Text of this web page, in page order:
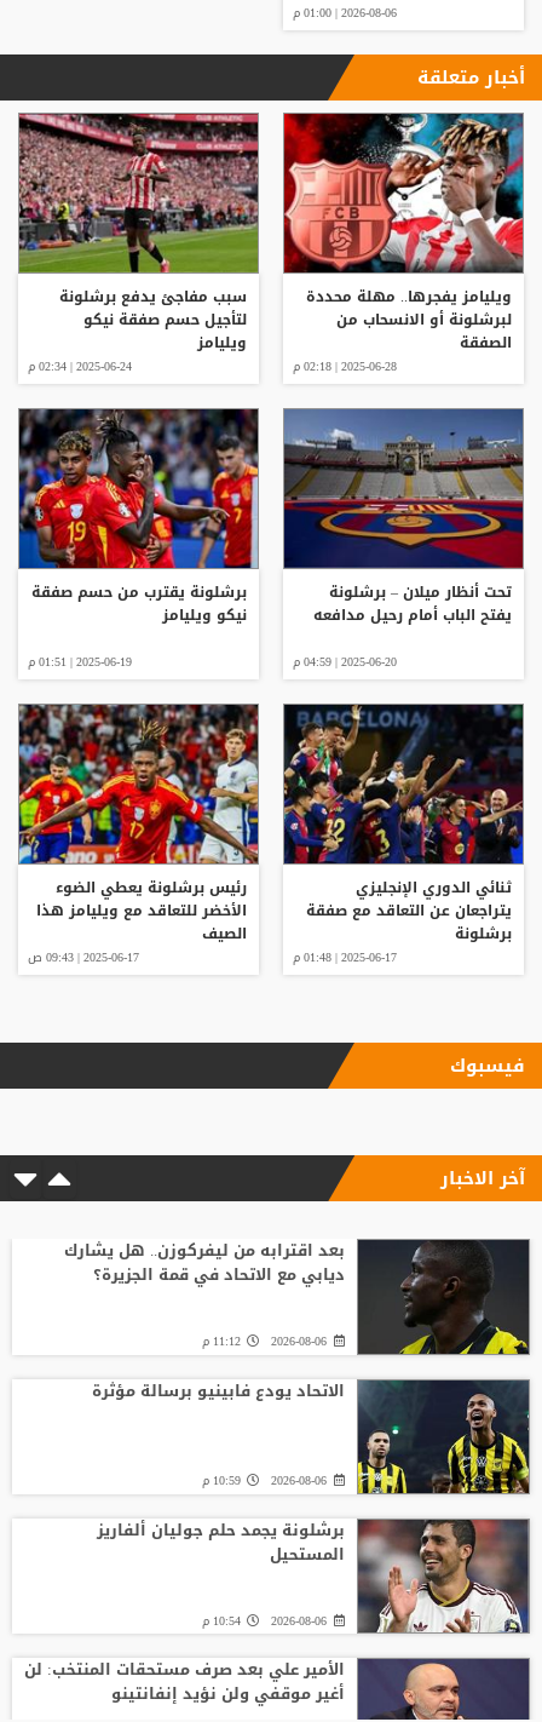
2026-08-06 | 01:00 م
أخبار متعلقة
ويليامز يفجرها.. مهلة محددة
لبرشلونة أو الانسحاب من
الصفقة
2025-06-28 | 02:18 م
سبب مفاجئ يدفع برشلونة
لتأجيل حسم صفقة نيكو
ويليامز
2025-06-24 | 02:34 م
تحت أنظار ميلان – برشلونة
يفتح الباب أمام رحيل مدافعه
2025-06-20 | 04:59 م
برشلونة يقترب من حسم صفقة
نيكو ويليامز
2025-06-19 | 01:51 م
ثنائي الدوري الإنجليزي
يتراجعان عن التعاقد مع صفقة
برشلونة
2025-06-17 | 01:48 م
رئيس برشلونة يعطي الضوء
الأخضر للتعاقد مع ويليامز هذا
الصيف
2025-06-17 | 09:43 ص
فيسبوك
آخر الاخبار
بعد اقترابه من ليفركوزن.. هل يشارك
ديابي مع الاتحاد في قمة الجزيرة؟
2026-08-06 11:12 م
الاتحاد يودع فابينيو برسالة مؤثرة
2026-08-06 10:59 م
برشلونة يجمد حلم جوليان ألفاريز
المستحيل
2026-08-06 10:54 م
الأمير علي بعد صرف مستحقات المنتخب: لن
أغير موقفي ولن نؤيد إنفانتينو